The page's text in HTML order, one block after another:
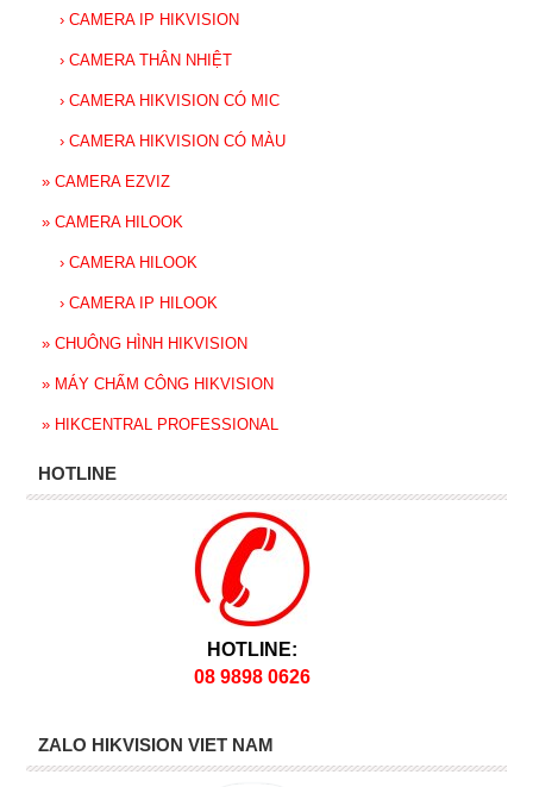
› CAMERA IP HIKVISION
› CAMERA THÂN NHIỆT
› CAMERA HIKVISION CÓ MIC
› CAMERA HIKVISION CÓ MÀU
» CAMERA EZVIZ
» CAMERA HILOOK
› CAMERA HILOOK
› CAMERA IP HILOOK
» CHUÔNG HÌNH HIKVISION
» MÁY CHẤM CÔNG HIKVISION
» HIKCENTRAL PROFESSIONAL
HOTLINE
HOTLINE:
08 9898 0626
ZALO HIKVISION VIET NAM